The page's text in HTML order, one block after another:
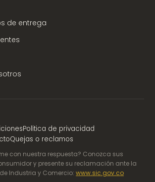
de entrega
Política de privacidad
Quejas o reclamos
con nuestra respuesta? Conozca sus
y presente su reclamación ante la
Industria y Comercio: www.sic.gov.co